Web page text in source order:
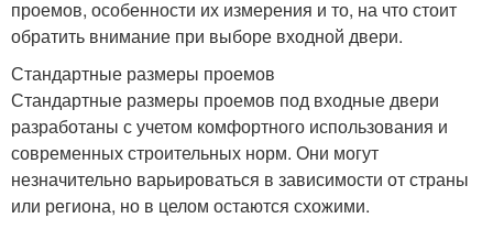
проемов, особенности их измерения и то, на что стоит
обратить внимание при выборе входной двери.
Стандартные размеры проемов
Стандартные размеры проемов под входные двери
разработаны с учетом комфортного использования и
современных строительных норм. Они могут
незначительно варьироваться в зависимости от страны
или региона, но в целом остаются схожими.